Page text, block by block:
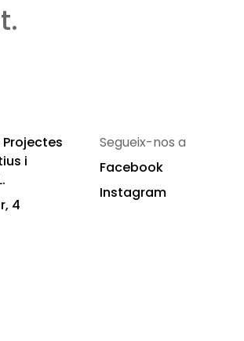
Projectes
i
4
Segueix-nos a
Facebook
Instagram